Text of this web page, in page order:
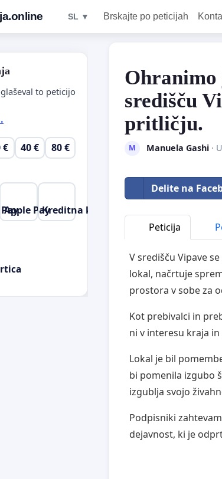
SL ▼ Brskajte po peticijah
središču
pritličju.
M Manuela Gashi·
Delite na
Peticija
V središču Vipave
lokal, načrtuje
prostora v sobe za
Kot prebivalci in
ni v interesu kraja
Lokal je bil
bi pomenila izgubo
izgublja svojo
Podpisniki
dejavnost, ki je
to peticijo
€ 40 € 80 €
Apple PayKreditna kartica